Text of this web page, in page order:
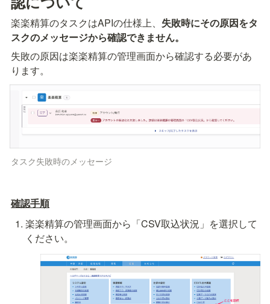
楽楽精算のタスクはAPIの仕様上、 失敗時にその原因をタ
スクのメッセージから確認できません。
失敗の原因は楽楽精算の管理画面から確認する必要があ
ります。
タスク失敗時のメッセージ
確認手順
楽楽精算の管理画面から「CSV取込状況」を選択して
ください。